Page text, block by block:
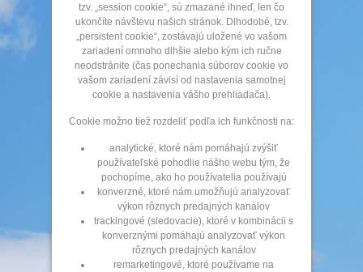
tzv. „session cookie“, sú zmazané ihneď, len čo
ukončíte návštevu našich stránok. Dlhodobé, tzv.
„persistent cookie“, zostávajú uložené vo vašom
zariadení omnoho dlhšie alebo kým ich ručne
neodstránite (čas ponechania súborov cookie vo
vašom zariadení závisí od nastavenia samotnej
cookie a nastavenia vášho prehliadača).
Cookie možno tiež rozdeliť podľa ich funkčnosti na:
analytické, ktoré nám pomáhajú zvýšiť
používateľské pohodlie nášho webu tým, že
pochopíme, ako ho používatelia používajú
konverzné, ktoré nám umožňujú analyzovať
výkon rôznych predajných kanálov
trackingové (sledovacie), ktoré v kombinácii s
konverznými pomáhajú analyzovať výkon
rôznych predajných kanálov
remarketingové, ktoré používame na